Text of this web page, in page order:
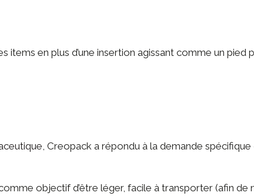
en plus d’une insertion agissant comme un
, Creopack a répondu à la demande
objectif d’être léger, facile à transporter (afin